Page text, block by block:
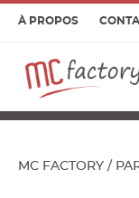
À PROPOS
MC FACTORY /